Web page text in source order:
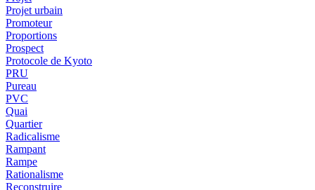
Projet urbain
Promoteur
Proportions
Prospect
Protocole de Kyoto
PRU
Pureau
PVC
Quai
Quartier
Radicalisme
Rampant
Rampe
Rationalisme
Reconstruire